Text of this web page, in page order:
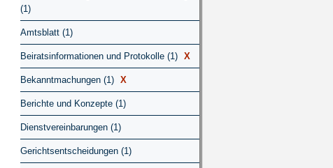
(1)
Amtsblatt (1)
Beiratsinformationen und Protokolle (1) X
Bekanntmachungen (1) X
Berichte und Konzepte (1)
Dienstvereinbarungen (1)
Gerichtsentscheidungen (1)